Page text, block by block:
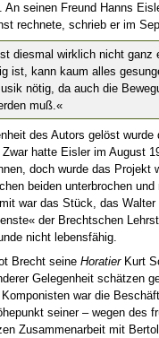
An seinen Freund Hanns
rechnete, schrieb er im
diesmal wirklich nicht ganz
ist, kann kaum alles
nötig, da auch die
muß.«
des Autors gelöst
hatte Eisler im August
doch wurde das Projekt
beiden unterbrochen und
war das Stück, das
der Brechtschen
nicht lebensfähig.
Brecht seine HoratierKurt
Gelegenheit schätzen
war die
seiner – wegen des
Zusammenarbeit mit